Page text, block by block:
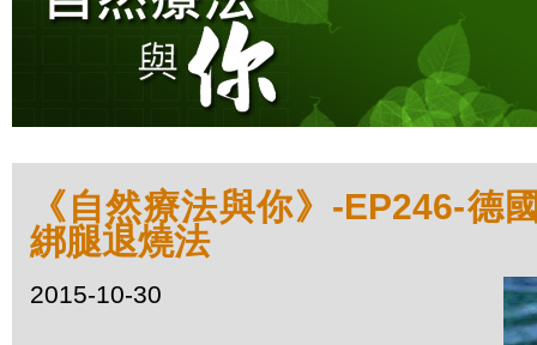
《自然療法與你》-EP246-德
綁腿退燒法
2015-10-30